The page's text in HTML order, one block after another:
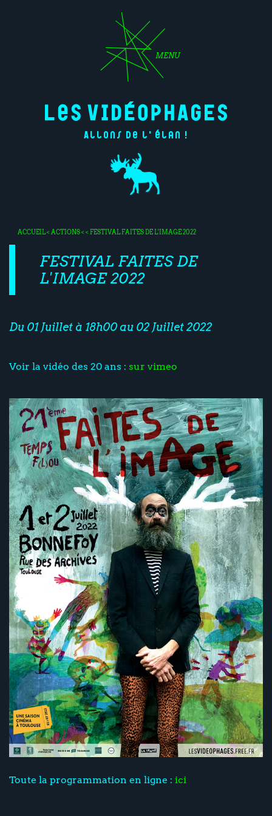
MENU
Allons de l'élan !
ACCUEIL<ACTIONS< < FESTIVAL FAITES DE L'IMAGE 2022
FESTIVAL FAITES DE
L'IMAGE 2022
Du 01 Juillet à 18h00 au 02 Juillet 2022
Voir la vidéo des 20 ans : sur vimeo
Toute la programmation en ligne : ici